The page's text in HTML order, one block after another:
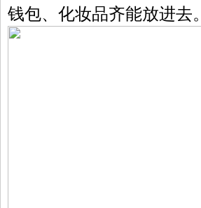
钱包、化妆品齐能放进去。